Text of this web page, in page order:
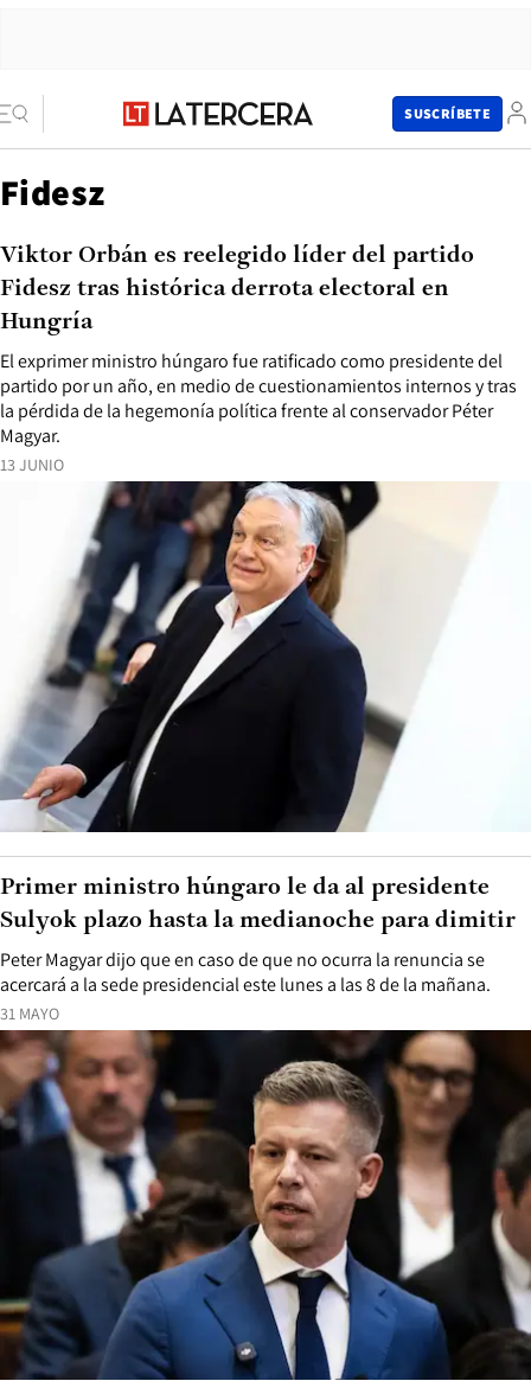
SUSCRÍBETE
Fidesz
13 JUNIO
El exprimer ministro húngaro fue ratificado como presidente del
partido por un año, en medio de cuestionamientos internos y tras
la pérdida de la hegemonía política frente al conservador Péter
Magyar.
Viktor Orbán es reelegido líder del partido
Fidesz tras histórica derrota electoral en
Hungría
31 MAYO
Peter Magyar dijo que en caso de que no ocurra la renuncia se
acercará a la sede presidencial este lunes a las 8 de la mañana.
Primer ministro húngaro le da al presidente
Sulyok plazo hasta la medianoche para dimitir